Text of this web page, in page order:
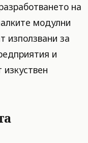
на
модулни
използвани за
и